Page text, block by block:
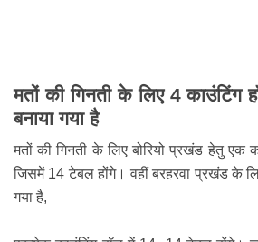
मतों की गिनती के लिए 4
बनाया गया है
मतों की गिनती के लिए बोरियो प्रखंड हेतु एक
जिसमें 14 टेबल होंगे। वहीं बरहरवा प्रखंड के
गया है,